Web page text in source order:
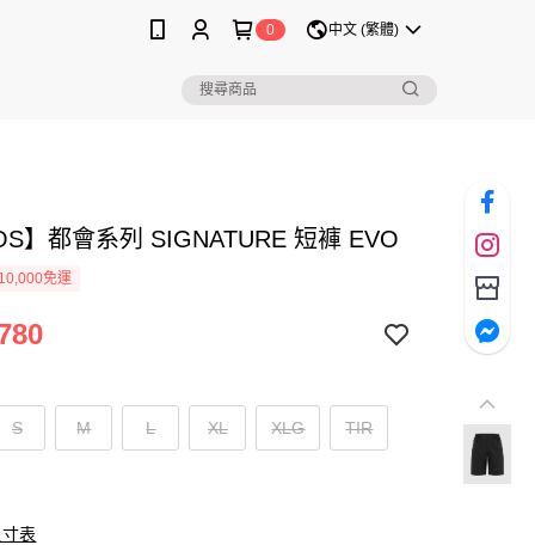
0 中文 (繁體)
】都會系列 SIGNATURE 短褲 EVO
免運
S M L XL XLG TIR
表